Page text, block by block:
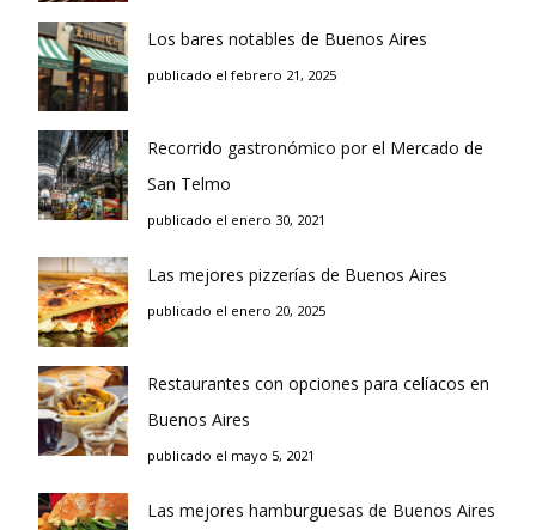
Los bares notables de Buenos Aires
publicado el febrero 21, 2025
Recorrido gastronómico por el Mercado de
San Telmo
publicado el enero 30, 2021
Las mejores pizzerías de Buenos Aires
publicado el enero 20, 2025
Restaurantes con opciones para celíacos en
Buenos Aires
publicado el mayo 5, 2021
Las mejores hamburguesas de Buenos Aires